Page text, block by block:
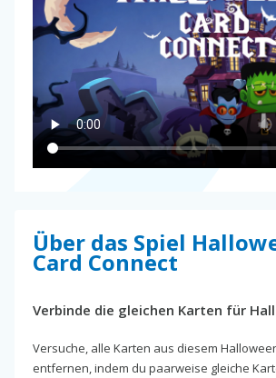
Über das Spiel
Card Connect
Verbinde die gleichen Karten für
Versuche, alle Karten aus diesem
entfernen, indem du paarweise gleiche